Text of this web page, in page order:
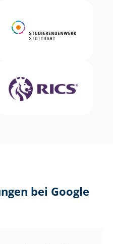
bei Google